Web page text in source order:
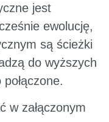
jest
ewolucję,
są ścieżki
do wyższych
w załączonym